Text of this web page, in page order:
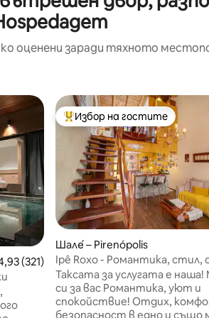
оценени заради тяхното
оценка: 4,93 от 5, 321 отзива
(321)
Най-популярен избор на
Избор на гостите
Шале́ – Pirenópolis
Ipê Roxo - Романтика, стил,
спокойствие
Таксата за услугата е наша! Мислех
си за вас Романтика, уют и
спокойствие! Отдих,
безопасност в едно и също